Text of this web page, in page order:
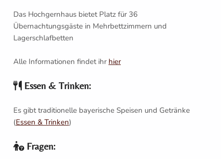
Das Hochgernhaus bietet Platz für 36
Übernachtungsgäste in Mehrbettzimmern und
Lagerschlafbetten
Alle Informationen findet ihr hier
Essen & Trinken:
Es gibt traditionelle bayerische Speisen und Getränke
(Essen & Trinken)
Fragen: